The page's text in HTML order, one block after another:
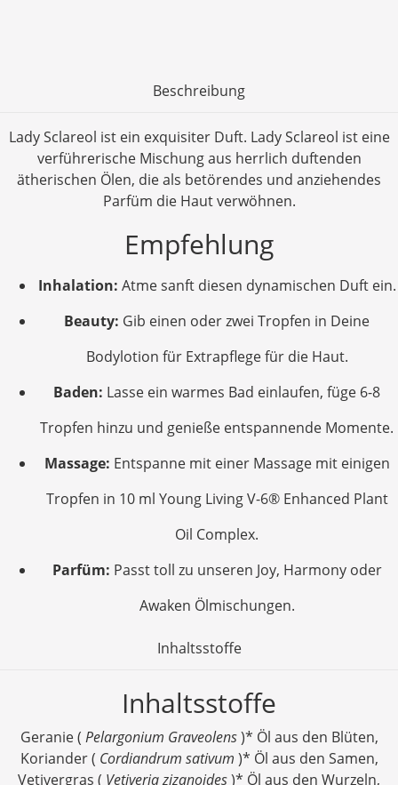
Beschreibung
Lady Sclareol ist ein exquisiter Duft. Lady Sclareol ist eine
verführerische Mischung aus herrlich duftenden
ätherischen Ölen, die als betörendes und anziehendes
Parfüm die Haut verwöhnen.
Empfehlung
Inhalation: Atme sanft diesen dynamischen Duft ein.
Beauty: Gib einen oder zwei Tropfen in Deine
Bodylotion für Extrapflege für die Haut.
Baden: Lasse ein warmes Bad einlaufen, füge 6-8
Tropfen hinzu und genieße entspannende Momente.
Massage: Entspanne mit einer Massage mit einigen
Tropfen in 10 ml Young Living V-6® Enhanced Plant
Oil Complex.
Parfüm: Passt toll zu unseren Joy, Harmony oder
Awaken Ölmischungen.
Inhaltsstoffe
Inhaltsstoffe
Geranie ( Pelargonium Graveolens)* Öl aus den Blüten,
Koriander ( Cordiandrum sativum )* Öl aus den Samen,
Vetivergras ( Vetiveria zizanoides)* Öl aus den Wurzeln,